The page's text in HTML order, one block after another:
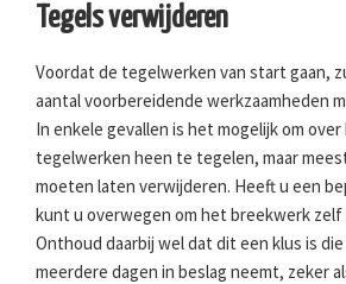
Tegels verwijderen
Voordat de tegelwerken van start gaan,
aantal voorbereidende werkzaamheden
In enkele gevallen is het mogelijk om
tegelwerken heen te tegelen, maar
moeten laten verwijderen. Heeft u een
kunt u overwegen om het breekwerk
Onthoud daarbij wel dat dit een klus is
meerdere dagen in beslag neemt, zeker